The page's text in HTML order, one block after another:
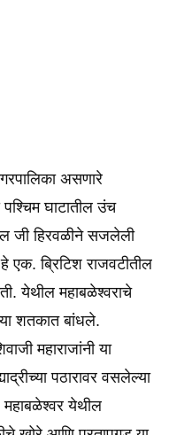
असणारे
पश्चिम घाटातील उंच
जी हिरवळीने सजलेली
एक. ब्रिटिश राजवटीतील
येथील महाबळेश्वराचे
शतकात बांधले.
महाराजांनी या
पठारावर वसलेल्या
महाबळेश्वर येथील